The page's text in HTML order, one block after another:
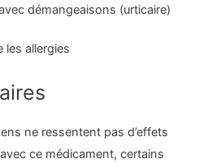
démangeaisons (urticaire)
les allergies
ne ressentent pas d’effets
ce médicament, certains